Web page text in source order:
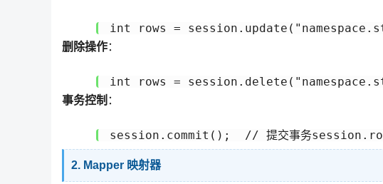
int rows =
删除操作：
int rows =
事务控制 ：
session.commit();  // 提交事务
2. Mapper 映射器